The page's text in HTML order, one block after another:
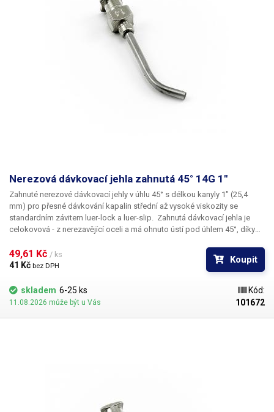
Nerezová dávkovací jehla zahnutá 45° 14G 1"
Zahnuté nerezové dávkovací jehly v úhlu 45° s délkou kanyly 1" (25,4
mm) pro přesné dávkování kapalin střední až vysoké viskozity se
standardním závitem luer-lock a luer-slip. Zahnutá dávkovací jehla je
celokovová - z nerezavějící oceli a má ohnuto ústí pod úhlem 45°, díky
nerezové jehly je vyrobena z ušlechtilé rafinované oceli a při její výrobě je
kladen důraz na kvalitu povrchu a přesné dodržení vnitřních průměrů.
49,61 Kč / ks
41 Kč bez DPH
Koupit
skladem 6-25 ks
11.08.2026 může být u Vás
Kód:
101672